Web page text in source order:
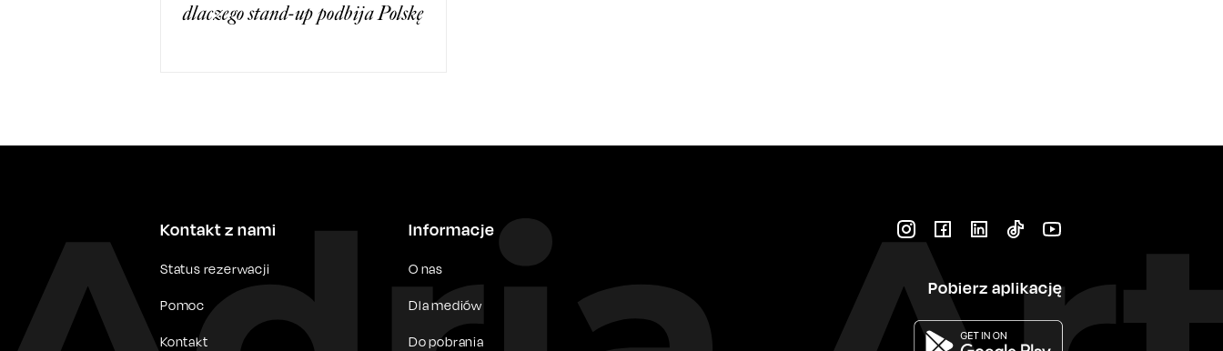
dlaczego stand-up podbija Polskę
Kontakt z nami
Status rezerwacji
Pomoc
Kontakt
Informacje
O nas
Dla mediów
Do pobrania
Pobierz aplikację